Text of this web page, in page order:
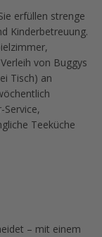
erfüllen strenge
Kinderbetreuung.
von Buggys
Tisch) an
Teeküche
– mit einem